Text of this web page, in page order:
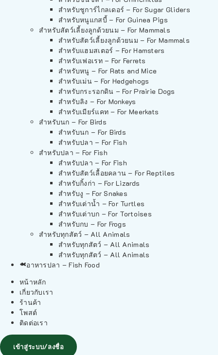
สำหรับชูการ์ไกลเดอร์ – For Sugar Gliders
สำหรับหนูแกสบี้ – For Guinea Pigs
สำหรับสัตว์เลี้ยงลูกด้วยนม – For Mammals
สำหรับสัตว์เลี้ยงลูกด้วยนม – For Mammals
สำหรับแฮมสเตอร์ – For Hamsters
สำหรับเฟอเรท – For Ferrets
สำหรับหนู – For Rats and Mice
สำหรับเม่น – For Hedgehogs
สำหรับกระรอกดิน – For Prairie Dogs
สำหรับลิง – For Monkeys
สำหรับเมียร์แคท – For Meerkats
สำหรับนก – For Birds
สำหรับนก – For Birds
สำหรับปลา – For Fish
สำหรับปลา – For Fish
สำหรับปลา – For Fish
สำหรับสัตว์เลื้อยคลาน – For Reptiles
สำหรับกิ้งก่า – For Lizards
สำหรับงู – For Snakes
สำหรับเต่าน้ำ – For Turtles
สำหรับเต่าบก – For Tortoises
สำหรับกบ – For Frogs
สำหรับทุกสัตว์ – All Animals
สำหรับทุกสัตว์ – All Animals
สำหรับทุกสัตว์ – All Animals
อาหารปลา – Fish Food
หน้าหลัก
เกี่ยวกับเรา
ร้านค้า
โพสต์
ติดต่อเรา
เข้าสู่ระบบ/ลงชื่อ